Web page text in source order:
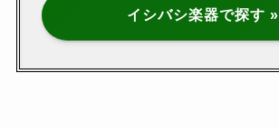
イシバシ楽器で探す »